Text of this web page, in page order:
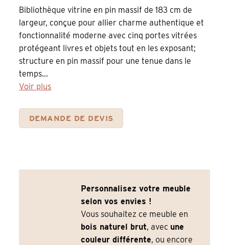
Bibliothèque vitrine en pin massif de 183 cm de
largeur, conçue pour allier charme authentique et
fonctionnalité moderne avec cinq portes vitrées
protégeant livres et objets tout en les exposant;
structure en pin massif pour une tenue dans le
temps...
Voir plus
DEMANDE DE DEVIS
Personnalisez votre meuble
selon vos envies !
Vous souhaitez ce meuble en
bois naturel brut, avec une
couleur différente, ou encore